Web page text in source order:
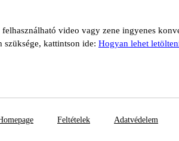
video vagy zene ingyenes
szüksége, kattintson ide: Hogyan lehet
Feltételek Adatvédelem